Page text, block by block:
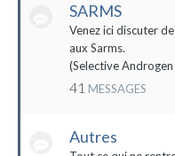
SARMS
Venez ici discuter
aux Sarms.
(Selective
41 MESSAGES
Autres